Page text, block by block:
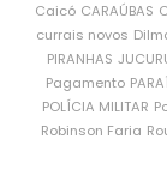
Caicó CARAÚBAS
currais novos
PIRANHAS
Pagamento
POLÍCIA MILITAR
Robinson Faria